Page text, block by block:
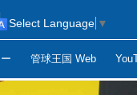
管球王国 Web
Select Language ▼